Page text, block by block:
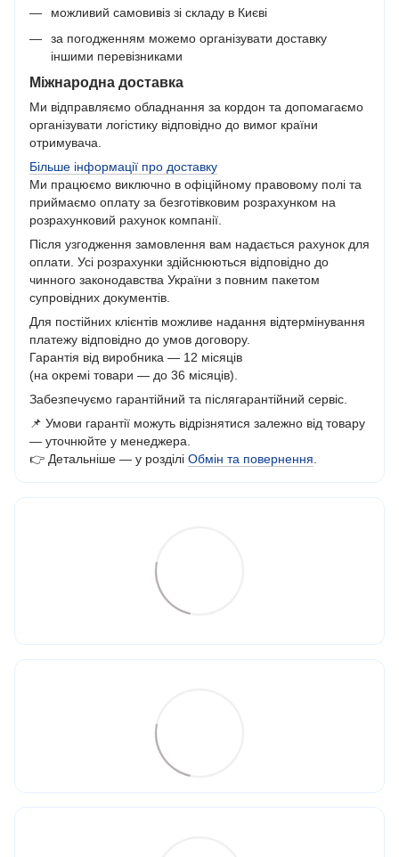
можливий самовивіз зі складу в Києві
за погодженням можемо організувати доставку
іншими перевізниками
Міжнародна доставка
Ми відправляємо обладнання за кордон та допомагаємо
організувати логістику відповідно до вимог країни
отримувача.
Більше інформації про доставку
Ми працюємо виключно в офіційному правовому полі та
приймаємо оплату за безготівковим розрахунком на
розрахунковий рахунок компанії.
Після узгодження замовлення вам надається рахунок для
оплати. Усі розрахунки здійснюються відповідно до
чинного законодавства України з повним пакетом
супровідних документів.
Для постійних клієнтів можливе надання відтермінування
платежу відповідно до умов договору.
Гарантія від виробника — 12 місяців
(на окремі товари — до 36 місяців).
Забезпечуємо гарантійний та післягарантійний сервіс.
📌 Умови гарантії можуть відрізнятися залежно від товару
— уточнюйте у менеджера.
👉 Детальніше — у розділі Обмін та повернення